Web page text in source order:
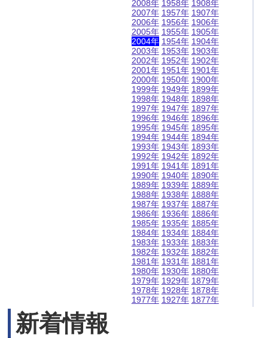
2008年
2007年
2006年
2005年
2004年
2003年
2002年
2001年
2000年
1999年
1998年
1997年
1996年
1995年
1994年
1993年
1992年
1991年
1990年
1989年
1988年
1987年
1986年
1985年
1984年
1983年
1982年
1981年
1980年
1979年
1978年
1977年
1958年
1957年
1956年
1955年
1954年
1953年
1952年
1951年
1950年
1949年
1948年
1947年
1946年
1945年
1944年
1943年
1942年
1941年
1940年
1939年
1938年
1937年
1936年
1935年
1934年
1933年
1932年
1931年
1930年
1929年
1928年
1927年
1908年
1907年
1906年
1905年
1904年
1903年
1902年
1901年
1900年
1899年
1898年
1897年
1896年
1895年
1894年
1893年
1892年
1891年
1890年
1889年
1888年
1887年
1886年
1885年
1884年
1883年
1882年
1881年
1880年
1879年
1878年
1877年
新着情報